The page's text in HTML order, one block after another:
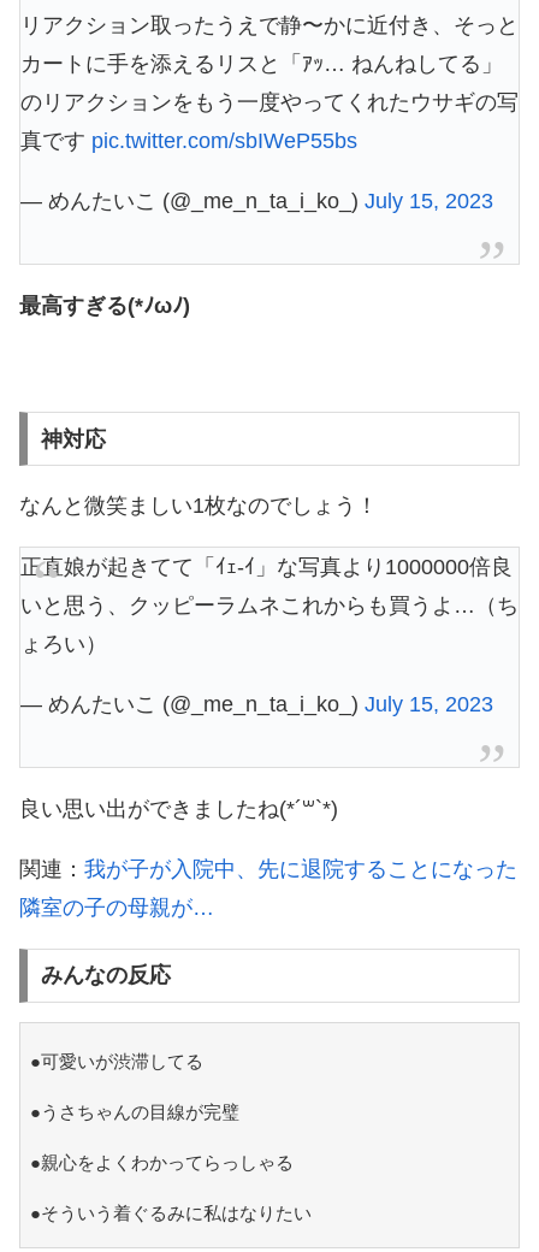
リアクション取ったうえで静〜かに近付き、そっと
カートに手を添えるリスと「ｱｯ… ねんねしてる」
のリアクションをもう一度やってくれたウサギの写
真です pic.twitter.com/sbIWeP55bs
— めんたいこ (@_me_n_ta_i_ko_) July 15, 2023
最高すぎる(*ﾉωﾉ)
神対応
なんと微笑ましい1枚なのでしょう！
正直娘が起きてて「ｲｪ-ｲ」な写真より1000000倍良
いと思う、クッピーラムネこれからも買うよ…（ち
ょろい）
— めんたいこ (@_me_n_ta_i_ko_) July 15, 2023
良い思い出ができましたね(*´꒳`*)
関連： 我が子が入院中、先に退院することになった
隣室の子の母親が…
みんなの反応
●可愛いが渋滞してる
●うさちゃんの目線が完璧
●親心をよくわかってらっしゃる
●そういう着ぐるみに私はなりたい